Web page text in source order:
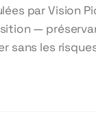
par Vision
—
sans les